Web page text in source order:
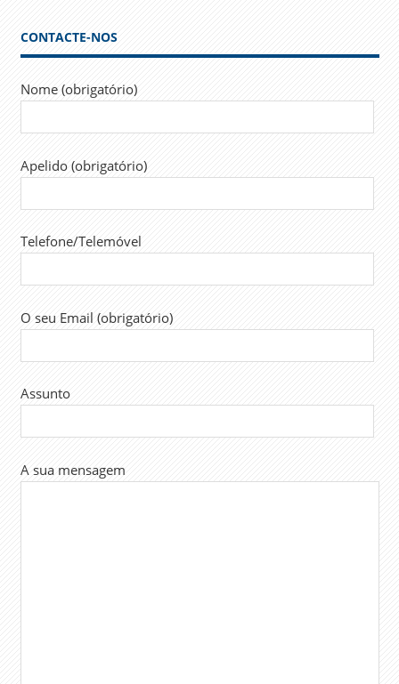
CONTACTE-NOS
Nome (obrigatório)
Apelido (obrigatório)
Telefone/Telemóvel
O seu Email (obrigatório)
Assunto
A sua mensagem